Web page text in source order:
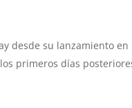
desde su lanzamiento en
primeros días